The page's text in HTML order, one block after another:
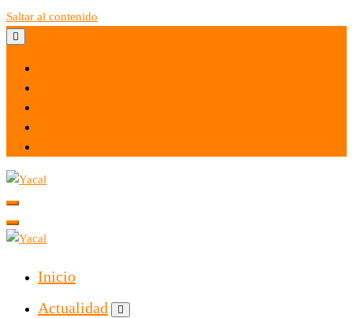
Saltar al contenido
Yacal micro hosting
Inicio
Actualidad